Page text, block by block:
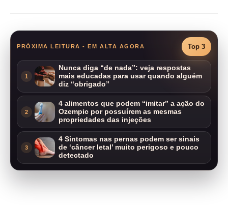
PRÓXIMA LEITURA - EM ALTA AGORA Top 3
1
Nunca diga “de nada”: veja respostas
mais educadas para usar quando alguém
diz “obrigado”
2
4 alimentos que podem “imitar” a ação do
Ozempic por possuírem as mesmas
propriedades das injeções
3
4 Sintomas nas pernas podem ser sinais
de ‘câncer letal’ muito perigoso e pouco
detectado